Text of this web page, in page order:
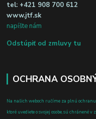
tel: +421 908 700 612
www.jtf.sk
napíšte nám
Odstúpiť od zmluvy tu
OCHRANA
Na našich weboch ručíme za plnú
ktoré uvediete o svojej osobe, sú chránené